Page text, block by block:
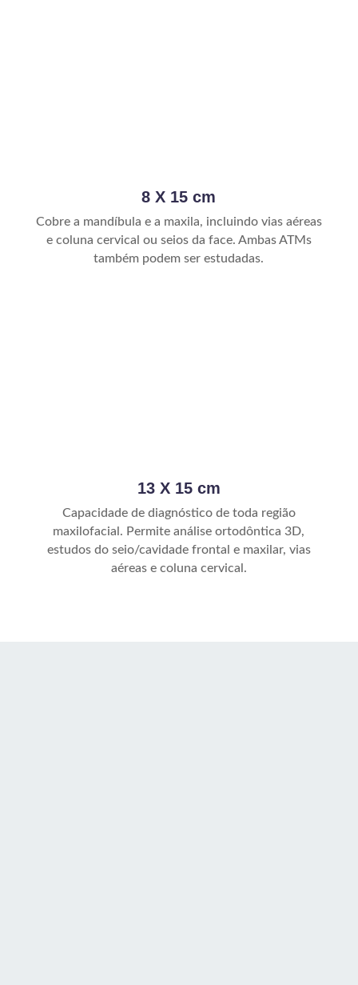
8 X 15 cm
Cobre a mandíbula e a maxila, incluindo vias aéreas
e coluna cervical ou seios da face. Ambas ATMs
também podem ser estudadas.
13 X 15 cm
Capacidade de diagnóstico de toda região
maxilofacial. Permite análise ortodôntica 3D,
estudos do seio/cavidade frontal e maxilar, vias
aéreas e coluna cervical.